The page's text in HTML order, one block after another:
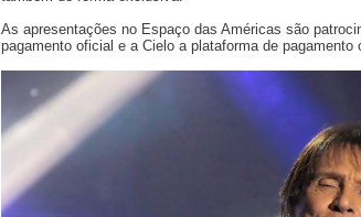
As apresentações no Espaço das Américas são
pagamento oficial e a Cielo a plataforma de